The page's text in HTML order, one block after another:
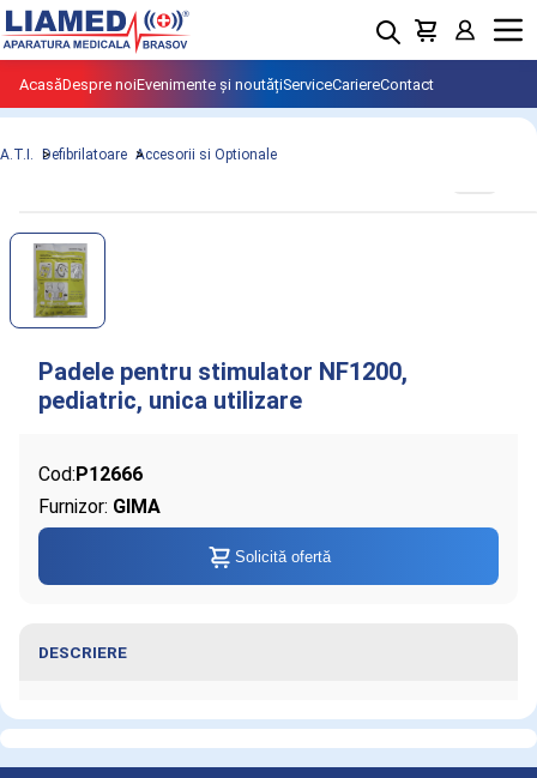
AcasăDespre noiEvenimente și noutățiServiceCariereContact
Menu
A.T.I. Defibrilatoare Accesorii si Optionale
DESCRIERE
Cod:P12666
Furnizor: GIMA
Solicită ofertă
Informaţii despre Padele pentru